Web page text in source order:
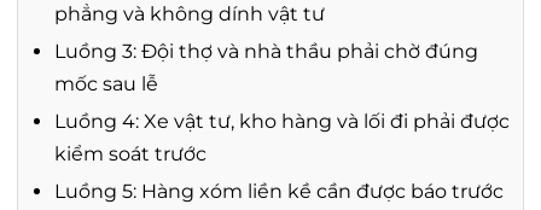
phẳng và không dính vật tư
Luồng 3: Đội thợ và nhà thầu phải chờ đúng
mốc sau lễ
Luồng 4: Xe vật tư, kho hàng và lối đi phải được
kiểm soát trước
Luồng 5: Hàng xóm liền kề cần được báo trước